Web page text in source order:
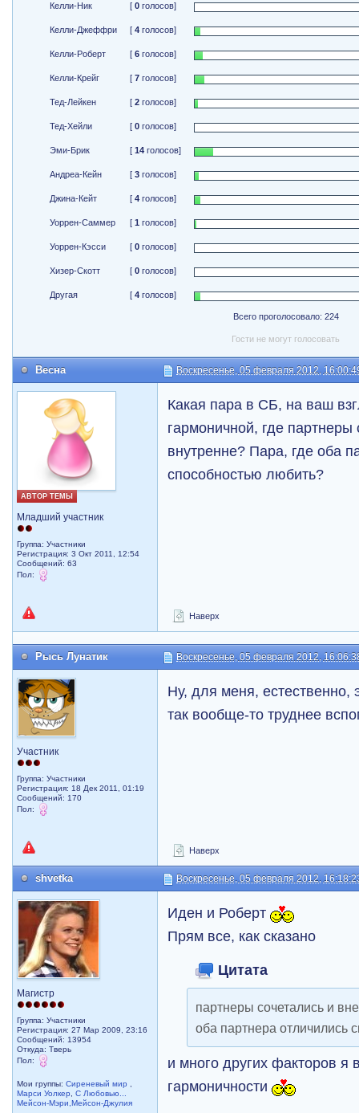
Келли-Ник [0 голосов]
Келли-Джеффри [4 голосов]
Келли-Роберт [6 голосов]
Келли-Крейг [7 голосов]
Тед-Лейкен [2 голосов]
Тед-Хейли [0 голосов]
Эми-Брик [14 голосов]
Андреа-Кейн [3 голосов]
Джина-Кейт [4 голосов]
Уоррен-Саммер [1 голосов]
Уоррен-Кэсси [0 голосов]
Хизер-Скотт [0 голосов]
Другая [4 голосов]
Всего проголосовало: 224
Гости не могут голосовать
Весна Воскресенье, 05 февраля 2012,
АВТОР ТЕМЫ
Младший участник
Группа: Участники
Регистрация: 3 Окт 2011, 12:54
Сообщений: 63
Пол:
Какая пара в СБ, на ваш
гармоничной, где
внутренне? Пара, где оба
способностью любить?
Наверх
Рысь Лунатик Воскресенье, 05 февраля 2012,
Участник
Группа: Участники
Регистрация: 18 Дек 2011, 01:19
Сообщений: 170
Пол:
Ну, для меня,
так вообще-то труднее
Наверх
shvetka Воскресенье, 05 февраля 2012,
Магистр
Группа: Участники
Регистрация: 27 Мар 2009, 23:16
Сообщений: 13954
Откуда: Тверь
Пол:
Мои группы:Сиреневый мир
Марси Уолкер
,С Любовью...
Мейсон-Мэри,Мейсон-Джулия
Иден и Роберт
Прям все, как сказано
Цитата
партнеры сочетались и
оба партнера отличились
и много других факторов я
гармоничности